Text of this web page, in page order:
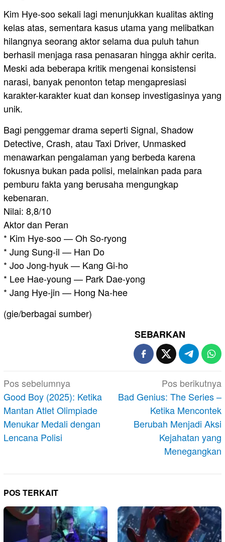
Kim Hye-soo sekali lagi menunjukkan kualitas akting
kelas atas, sementara kasus utama yang melibatkan
hilangnya seorang aktor selama dua puluh tahun
berhasil menjaga rasa penasaran hingga akhir cerita.
Meski ada beberapa kritik mengenai konsistensi
narasi, banyak penonton tetap mengapresiasi
karakter-karakter kuat dan konsep investigasinya yang
unik.
Bagi penggemar drama seperti Signal, Shadow
Detective, Crash, atau Taxi Driver, Unmasked
menawarkan pengalaman yang berbeda karena
fokusnya bukan pada polisi, melainkan pada para
pemburu fakta yang berusaha mengungkap
kebenaran.
Nilai: 8,8/10
Aktor dan Peran
* Kim Hye-soo — Oh So-ryong
* Jung Sung-il — Han Do
* Joo Jong-hyuk — Kang Gi-ho
* Lee Hae-young — Park Dae-yong
* Jang Hye-jin — Hong Na-hee
(gie/berbagai sumber)
SEBARKAN
Navigasi
pos
Pos sebelumnya
Good Boy (2025): Ketika
Mantan Atlet Olimpiade
Menukar Medali dengan
Lencana Polisi
Pos berikutnya
Bad Genius: The Series –
Ketika Mencontek
Berubah Menjadi Aksi
Kejahatan yang
Menegangkan
POS TERKAIT